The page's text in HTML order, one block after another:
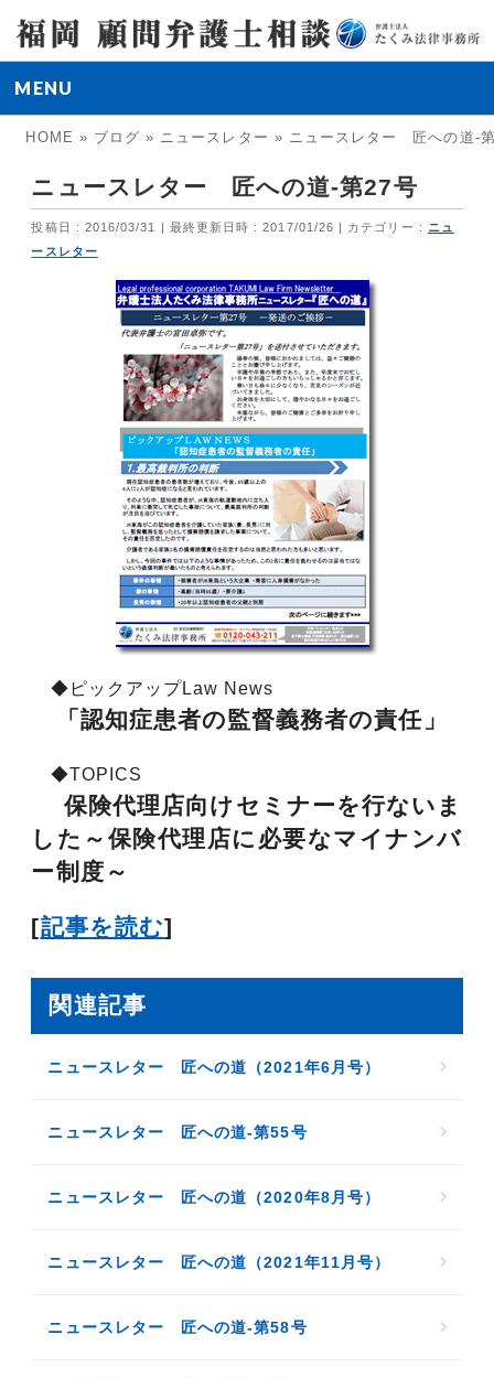
MENU
HOME » ブログ » ニュースレター » ニュースレター 匠への道-
ニュースレター 匠への道-第27号
投稿日 : 2016/03/31 最終更新日時 : 2017/01/26 カテゴリー : ニュ
ースレター
◆ピックアップLaw News
「認知症患者の監督義務者の責任」
◆TOPICS
保険代理店向けセミナーを行ないま
した～保険代理店に必要なマイナンバ
ー制度～
[記事を読む]
関連記事
ニュースレター 匠への道（2021年6月号）
ニュースレター 匠への道-第55号
ニュースレター 匠への道（2020年8月号）
ニュースレター 匠への道（2021年11月号）
ニュースレター 匠への道-第58号